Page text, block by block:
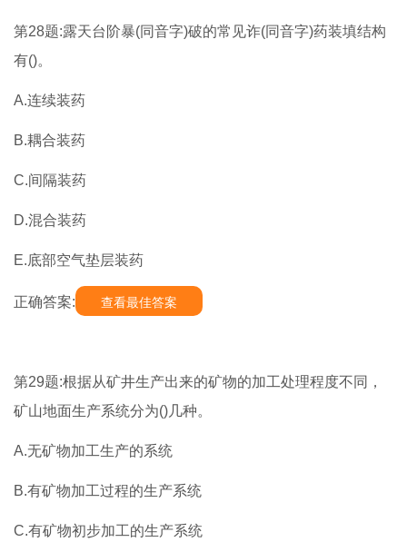
第28题:露天台阶暴(同音字)破的常见诈(同音字)药装填结构
有()。
A.连续装药
B.耦合装药
C.间隔装药
D.混合装药
E.底部空气垫层装药
正确答案: 查看最佳答案
第29题:根据从矿井生产出来的矿物的加工处理程度不同，
矿山地面生产系统分为()几种。
A.无矿物加工生产的系统
B.有矿物加工过程的生产系统
C.有矿物初步加工的生产系统